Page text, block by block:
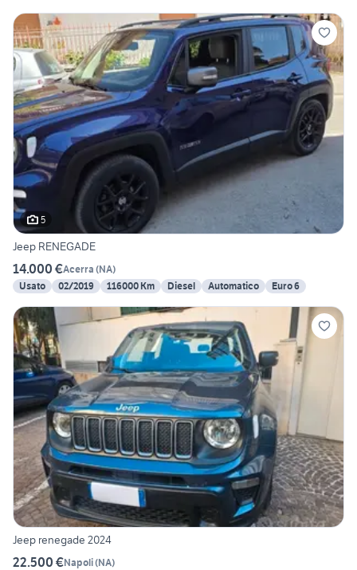
5
Jeep RENEGADE
14.000 €Acerra (NA)
Usato
02/2019 116000 Km Diesel Automatico Euro 6
Jeep renegade 2024
22.500 €Napoli(NA)